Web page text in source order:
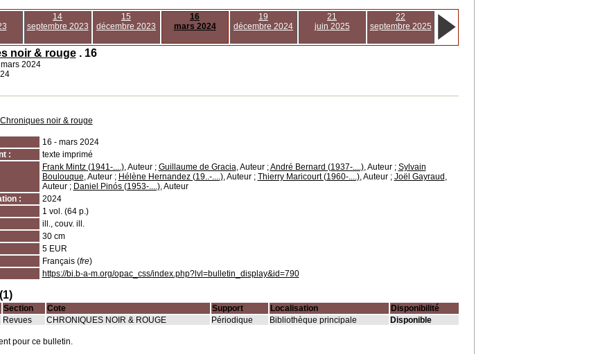
14
septembre 2023
15
décembre 2023
16
mars 2024
19
décembre 2024
21
juin 2025
22
septembre 2025
noir & rouge. 16
2024
Chroniques noir & rouge
16 - mars 2024
:
texte imprimé
Frank Mintz (1941-....), Auteur ; Guillaume de Gracia, Auteur ;André Bernard (1937-....), Auteur ; Sylvain
Boulouque, Auteur ; Hélène Hernandez (19..-....), Auteur ; Thierry Maricourt (1960-....), Auteur ; Joël Gayraud ,
Auteur ; Daniel Pinós (1953-....), Auteur
:
2024
1 vol. (64 p.)
ill., couv. ill.
30 cm
5 EUR
Français (fre)
https://bi.b-a-m.org/opac_css/index.php?lvl=bulletin_display&id=790
Section Cote Support Localisation
Disponibilité
Revues CHRONIQUES NOIR & ROUGE Périodique Bibliothèque principale Disponible
pour ce bulletin.